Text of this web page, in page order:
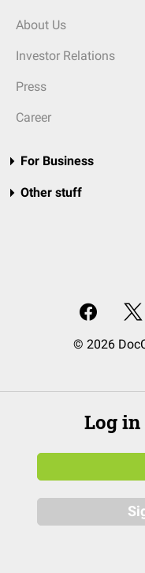
About Us
Investor Relations
Press
Career
For Business
Other stuff
© 2026
Log in